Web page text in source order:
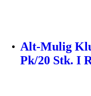
Alt-Mulig
Pk/20 Stk. I